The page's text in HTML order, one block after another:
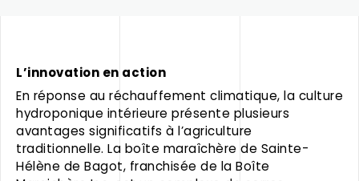
L’innovation en action
En réponse au réchauffement climatique, la culture
hydroponique intérieure présente plusieurs
avantages significatifs à l’agriculture
traditionnelle. La boîte maraîchère de Sainte-
Hélène de Bagot, franchisée de la Boîte